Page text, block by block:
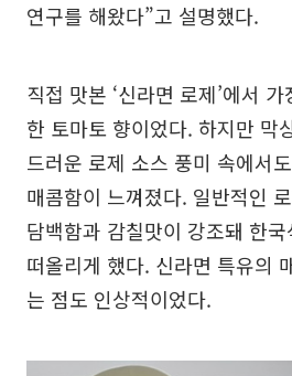
연구를 해왔다”고 설명했다.
직접 맛본 ‘신라면 로제’에서
한 토마토 향이었다. 하지만 막
드러운 로제 소스 풍미 속에서
매콤함이 느껴졌다. 일반적인
담백함과 감칠맛이 강조돼 한
떠올리게 했다. 신라면 특유의
는 점도 인상적이었다.